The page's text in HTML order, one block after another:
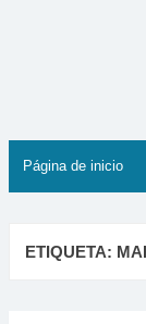
Página de inicio
ETIQUETA: